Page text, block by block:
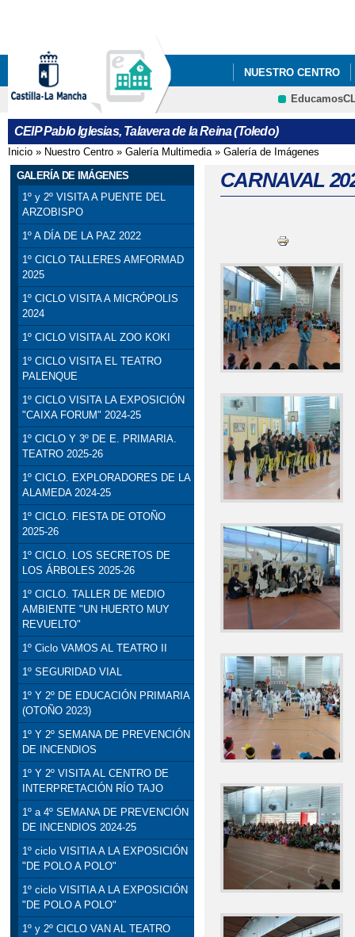
NUESTRO CENTRO
5ºY6º PODCAST_
CEIP Pablo Iglesias, Talavera de la Reina (Toledo)
Se encuentra usted aquí
Inicio » Nuestro Centro » Galería Multimedia» Galería de Imágenes
GALERÍA DE IMÁGENES
1º y 2º VISITA A PUENTE DEL
ARZOBISPO
1º A DÍA DE LA PAZ 2022
1º CICLO TALLERES AMFORMAD
2025
1º CICLO VISITA A MICRÓPOLIS
2024
1º CICLO VISITA AL ZOO KOKI
1º CICLO VISITA EL TEATRO
PALENQUE
1º CICLO VISITA LA EXPOSICIÓN
"CAIXA FORUM" 2024-25
1º CICLO Y 3º DE E. PRIMARIA.
TEATRO 2025-26
1º CICLO. EXPLORADORES DE LA
ALAMEDA 2024-25
1º CICLO. FIESTA DE OTOÑO
2025-26
1º CICLO. LOS SECRETOS DE
LOS ÁRBOLES 2025-26
1º CICLO. TALLER DE MEDIO
AMBIENTE "UN HUERTO MUY
REVUELTO"
1º Ciclo VAMOS AL TEATRO II
1º SEGURIDAD VIAL
1º Y 2º DE EDUCACIÓN PRIMARIA
(OTOÑO 2023)
1º Y 2º SEMANA DE PREVENCIÓN
DE INCENDIOS
1º Y 2º VISITA AL CENTRO DE
INTERPRETACIÓN RÍO TAJO
1º a 4º SEMANA DE PREVENCIÓN
DE INCENDIOS 2024-25
1º ciclo VISITIA A LA EXPOSICIÓN
"DE POLO A POLO"
1º ciclo VISITIA A LA EXPOSICIÓN
"DE POLO A POLO"
1º y 2º CICLO VAN AL TEATRO
CARNAVAL